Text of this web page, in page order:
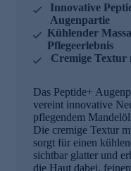
Innovative
Augenpartie
Kühlender
Pflegeerlebnis
Cremige Textur
Das Peptide+
vereint innovative
pflegendem
Die cremige Textur
sorgt für einen
sichtbar glatter und
die Haut dabei,